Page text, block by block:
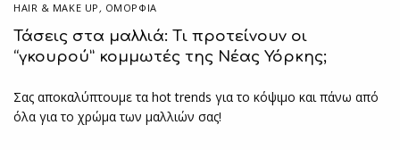
HAIR & MAKE UP , ΟΜΟΡΦΙΑ
Τάσεις στα μαλλιά: Τι προτείνουν οι
“γκουρού” κομμωτές της Νέας Υόρκης;
Σας αποκαλύπτουμε τα hot trends για το κόψιμο και πάνω από
όλα για το χρώμα των μαλλιών σας!